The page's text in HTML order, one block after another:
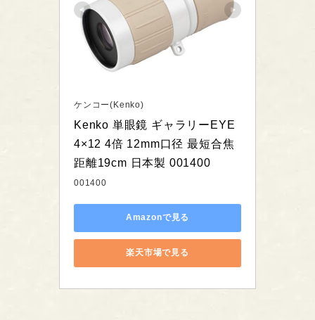
ケンコー(Kenko)
Kenko 単眼鏡 ギャラリーEYE
4×12 4倍 12mm口径 最短合焦
距離19cm 日本製 001400
001400
Amazonで見る
楽天市場で見る